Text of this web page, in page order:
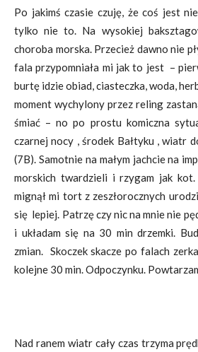
Po jakimś czasie czuję, że coś jest
tylko nie to. Na wysokiej
choroba morska. Przecież dawno nie
fala przypomniała mi jak to jest –
burtę idzie obiad, ciasteczka, woda,
moment wychylony przez reling
śmiać – no po prostu komiczna
czarnej nocy , środek Bałtyku , wiatr
(7B). Samotnie na małym jachcie na
morskich twardzieli i rzygam jak
mignął mi tort z zeszłorocznych
się lepiej. Patrzę czy nic na mnie nie
i układam się na 30 min drzemki.
zmian. Skoczek skacze po falach
kolejne 30 min. Odpoczynku.
Nad ranem wiatr cały czas trzyma